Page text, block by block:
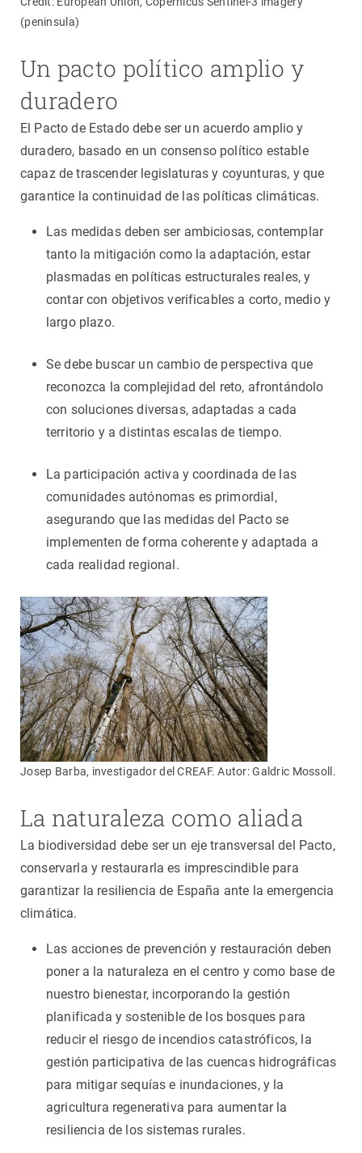
(peninsula)
Un pacto político amplio y
duradero
El Pacto de Estado debe ser un acuerdo amplio y
duradero, basado en un consenso político estable
capaz de trascender legislaturas y coyunturas, y que
garantice la continuidad de las políticas climáticas.
Las medidas deben ser ambiciosas, contemplar
tanto la mitigación como la adaptación, estar
plasmadas en políticas estructurales reales, y
contar con objetivos verificables a corto, medio y
largo plazo.
Se debe buscar un cambio de perspectiva que
reconozca la complejidad del reto, afrontándolo
con soluciones diversas, adaptadas a cada
territorio y a distintas escalas de tiempo.
La participación activa y coordinada de las
comunidades autónomas es primordial,
asegurando que las medidas del Pacto se
implementen de forma coherente y adaptada a
cada realidad regional.
Josep Barba, investigador del CREAF. Autor: Galdric Mossoll.
La naturaleza como aliada
La biodiversidad debe ser un eje transversal del Pacto,
conservarla y restaurarla es imprescindible para
garantizar la resiliencia de España ante la emergencia
climática.
Las acciones de prevención y restauración deben
poner a la naturaleza en el centro y como base de
nuestro bienestar, incorporando la gestión
planificada y sostenible de los bosques para
reducir el riesgo de incendios catastróficos, la
gestión participativa de las cuencas hidrográficas
para mitigar sequías e inundaciones, y la
agricultura regenerativa para aumentar la
resiliencia de los sistemas rurales.